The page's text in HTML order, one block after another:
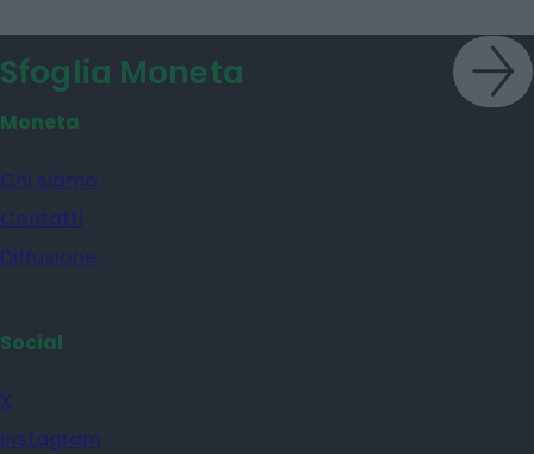
Sfoglia Moneta
Moneta
Chi siamo
Contatti
Diffusione
Social
X
Instagram